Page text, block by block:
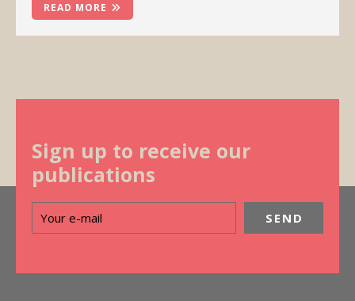
READ MORE
Sign up to receive our
publications